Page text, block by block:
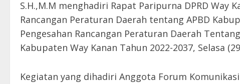
S.H.,M.M menghadiri Rapat Paripurna DPRD Way
Rancangan Peraturan Daerah tentang APBD
Pengesahan Rancangan Peraturan Daerah
Kabupaten Way Kanan Tahun 2022-2037, Selasa
Kegiatan yang dihadiri Anggota Forum